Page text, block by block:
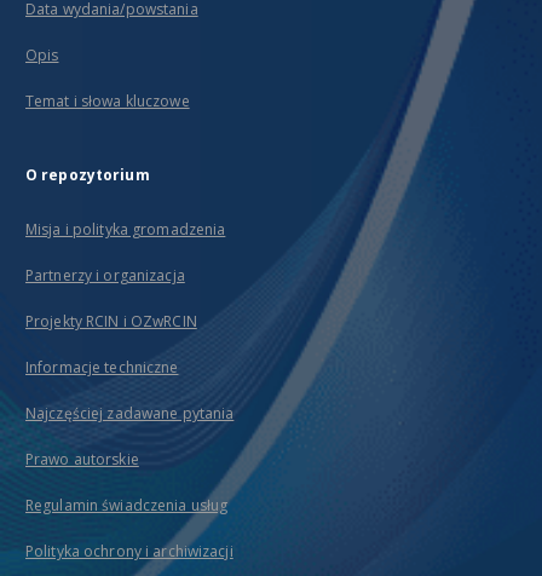
Data wydania/powstania
Opis
Temat i słowa kluczowe
O repozytorium
Misja i polityka gromadzenia
Partnerzy i organizacja
Projekty RCIN i OZwRCIN
Informacje techniczne
Najczęściej zadawane pytania
Prawo autorskie
Regulamin świadczenia usług
Polityka ochrony i archiwizacji